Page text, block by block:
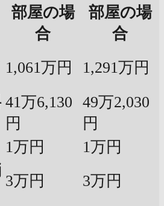
部屋の場
合
部屋の場
合
1,061万円
1,291万円
41万6,130
円
49万2,030
円
1万円
1万円
3万円
3万円